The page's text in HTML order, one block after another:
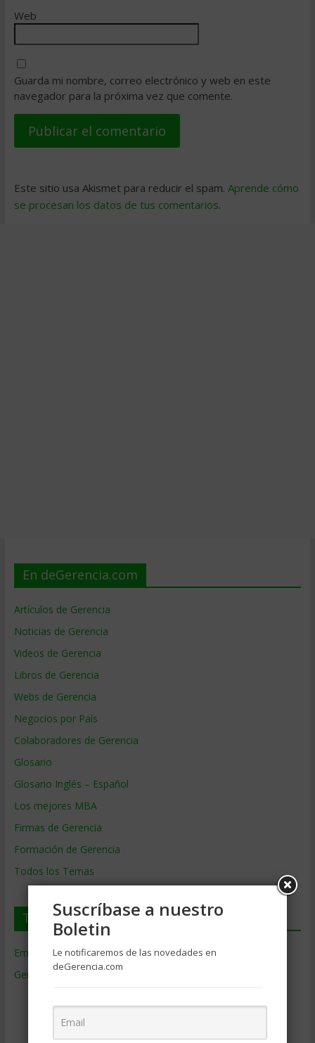
Web
Guarda mi nombre, correo electrónico y web en este
navegador para la próxima vez que comente.
Este sitio usa Akismet para reducir el spam. Aprende cómo
se procesan los datos de tus comentarios.
En deGerencia.com
Artículos de Gerencia
Noticias de Gerencia
Videos de Gerencia
Libros de Gerencia
Webs de Gerencia
Negocios por País
Colaboradores de Gerencia
Glosario
Glosario Inglés – Español
Los mejores MBA
Firmas de Gerencia
Formación de Gerencia
Todos los Temas
Temas de Gerencia
Empresas de Gerencia(38)
Gerencia (9.481)
Educacion Gerencial(454)
Suscríbase a nuestro
Boletin
Le notificaremos de las novedades en
deGerencia.com